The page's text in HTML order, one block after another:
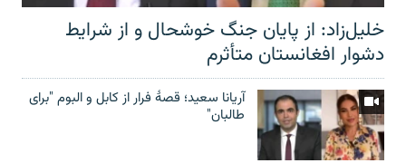
خلیل‌زاد: از پایان جنگ خوشحال و از شرایط
دشوار افغانستان متأثرم
آریانا سعید؛ قصۀ فرار از کابل و البوم "برای
طالبان"